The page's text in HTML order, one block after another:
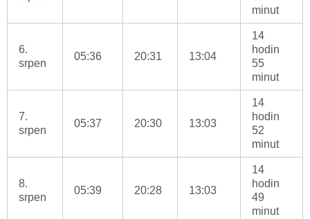
minut
6.
srpen
05:36 20:31 13:04
14
hodin
55
minut
7.
srpen
05:37 20:30 13:03
14
hodin
52
minut
8.
srpen
05:39 20:28 13:03
14
hodin
49
minut